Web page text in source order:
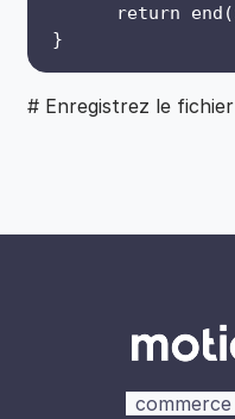
return
}
# Enregistrez le fichier
commerce